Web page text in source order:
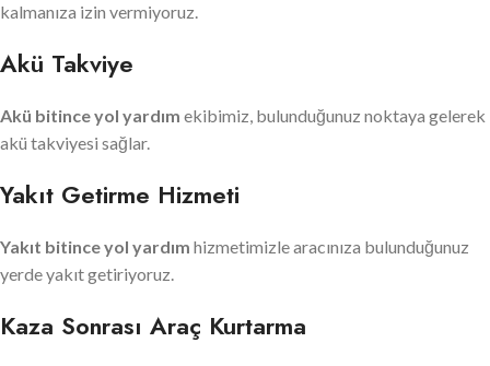
kalmanıza izin vermiyoruz.
Akü Takviye
Akü bitince yol yardım ekibimiz, bulunduğunuz noktaya gelerek
akü takviyesi sağlar.
Yakıt Getirme Hizmeti
Yakıt bitince yol yardım hizmetimizle aracınıza bulunduğunuz
yerde yakıt getiriyoruz.
Kaza Sonrası Araç Kurtarma